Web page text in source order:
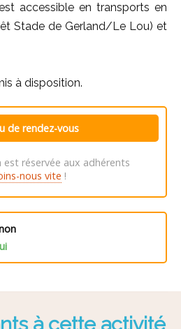
accessible en transports en
Stade de Gerland/Le Lou) et
à disposition.
de rendez-vous
réservée aux adhérents
nous vite !
à cette activité